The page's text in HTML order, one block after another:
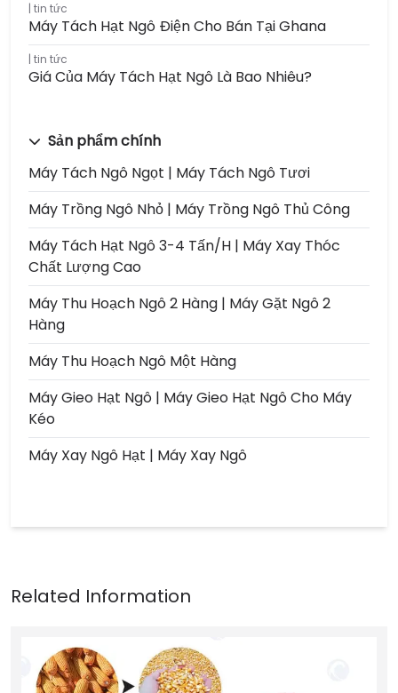
tin tức
Máy Tách Hạt Ngô Điện Cho Bán Tại Ghana
tin tức
Giá Của Máy Tách Hạt Ngô Là Bao Nhiêu?
Sản phẩm chính
Máy Tách Ngô Ngọt | Máy Tách Ngô Tươi
Máy Trồng Ngô Nhỏ | Máy Trồng Ngô Thủ Công
Máy Tách Hạt Ngô 3-4 Tấn/h | Máy Xay Thóc
Chất Lượng Cao
Máy Thu Hoạch Ngô 2 Hàng | Máy Gặt Ngô 2
Hàng
Máy Thu Hoạch Ngô Một Hàng
Máy Gieo Hạt Ngô | Máy Gieo Hạt Ngô Cho Máy
Kéo
Máy Xay Ngô Hạt | Máy Xay Ngô